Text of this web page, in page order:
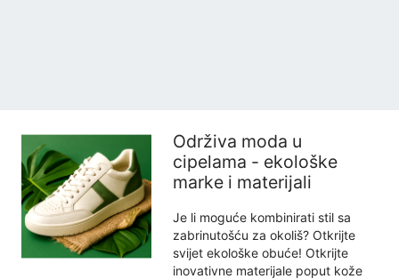
Održiva moda u
cipelama - ekološke
marke i materijali
Je li moguće kombinirati stil sa
zabrinutošću za okoliš? Otkrijte
svijet ekološke obuće! Otkrijte
inovativne materijale poput kože